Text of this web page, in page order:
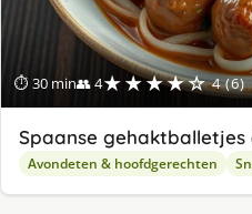
⏱ 30 min👥 4★★★★☆ 4 (6)
Spaanse gehaktballetjes
Avondeten & hoofdgerechten